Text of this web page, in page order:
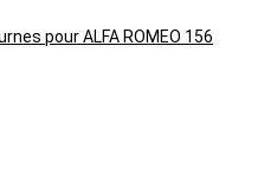
pour ALFA ROMEO 156